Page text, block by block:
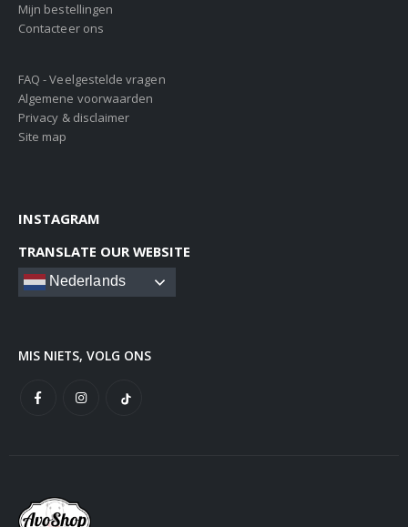
Mijn bestellingen
Contacteer ons
FAQ - Veelgestelde vragen
Algemene voorwaarden
Privacy & disclaimer
Site map
INSTAGRAM
TRANSLATE OUR WEBSITE
Nederlands
MIS NIETS, VOLG ONS